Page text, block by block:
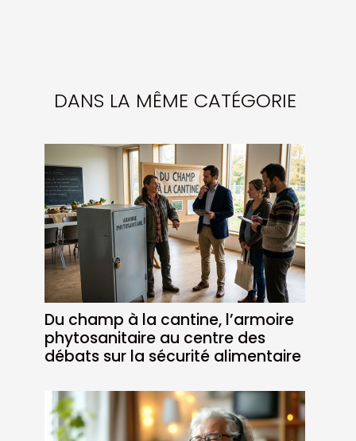
DANS LA MÊME CATÉGORIE
Du champ à la cantine, l’armoire
phytosanitaire au centre des
débats sur la sécurité alimentaire